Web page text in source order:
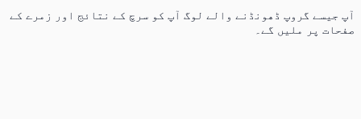
آپ جیسے گروپ ڈھونڈنے والے لوگ آپ کو سرچ کے نتائج اور زمرے کے
صفحات پر ملیں گے۔